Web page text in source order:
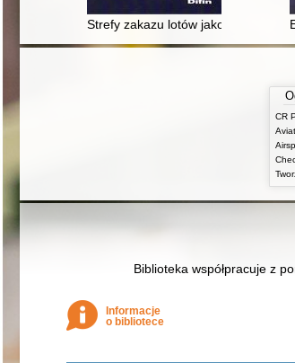
Strefy zakazu lotów jako instrument
Biblioteka współpracuje z
Informacje
o bibliotece